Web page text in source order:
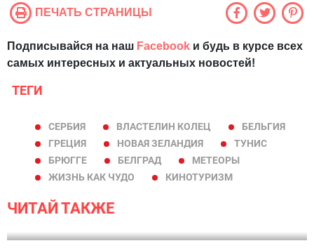
ПЕЧАТЬ СТРАНИЦЫ
Подписывайся на наш Facebook и будь в курсе всех
самых интересных и актуальных новостей!
ТЕГИ
СЕРБИЯ ВЛАСТЕЛИН КОЛЕЦ
БЕЛЬГИЯ
ГРЕЦИЯ
НОВАЯ ЗЕЛАНДИЯ
ТУНИС
БРЮГГЕ
БЕЛГРАД
МЕТЕОРЫ
ЖИЗНЬ КАК ЧУДО
КИНОТУРИЗМ
ЧИТАЙ ТАКЖЕ